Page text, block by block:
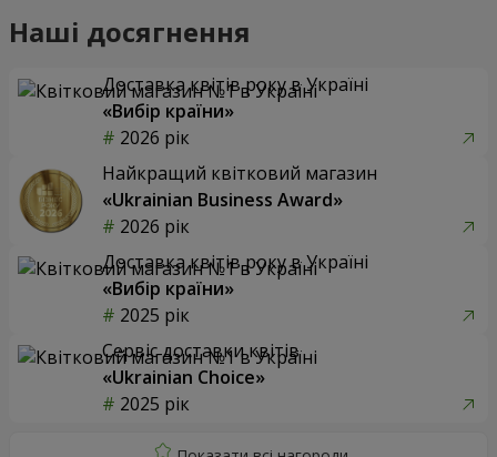
Наші досягнення
Доставка квітів року в Україні
«Вибір країни»
2026 рік
Найкращий квітковий магазин
«Ukrainian Business Award»
2026 рік
Доставка квітів року в Україні
«Вибір країни»
2025 рік
Сервіс доставки квітів
«Ukrainian Choice»
2025 рік